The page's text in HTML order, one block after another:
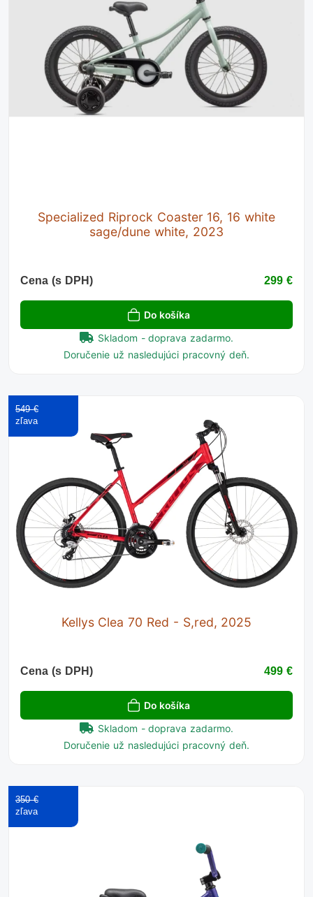
Specialized Riprock Coaster 16, 16 white
sage/dune white, 2023
Cena (s DPH) 299 €
Do košíka
Skladom - doprava zadarmo.
Doručenie už nasledujúci pracovný deň.
Kellys Clea 70 Red - S,red, 2025
549 €
Cena (s DPH) 499 €
Do košíka
Skladom - doprava zadarmo.
Doručenie už nasledujúci pracovný deň.
350 €